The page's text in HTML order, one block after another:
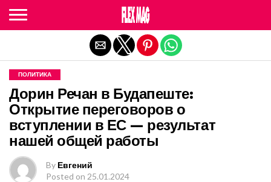
ПОЛИТИКА
Дорин Речан в Будапеште:
Открытие переговоров о
вступлении в ЕС — результат
нашей общей работы
By Евгений
Posted on 25.01.2024
Exit mobile version